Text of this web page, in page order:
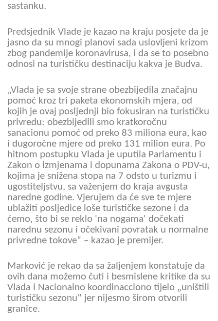
sastanku.
Predsjednik Vlade je kazao na kraju posjete da je
jasno da su mnogi planovi sada uslovljeni krizom
zbog pandemije koronavirusa, i da se to posebno
odnosi na turističku destinaciju kakva je Budva.
„Vlada je sa svoje strane obezbijedila značajnu
pomoć kroz tri paketa ekonomskih mjera, od
kojih je ovaj posljednji bio fokusiran na turističku
privredu: obezbijedili smo kratkoročnu
sanacionu pomoć od preko 83 miliona eura, kao
i dugoročne mjere od preko 131 milion eura. Po
hitnom postupku Vlada je uputila Parlamentu i
Zakon o izmjenama i dopunama Zakona o PDV-u,
kojima je snižena stopa na 7 odsto u turizmu i
ugostiteljstvu, sa važenjem do kraja avgusta
naredne godine. Vjerujem da će sve te mjere
ublažiti posljedice loše turističke sezone i da
ćemo, što bi se reklo 'na nogama' dočekati
narednu sezonu i očekivani povratak u normalne
privredne tokove“ – kazao je premijer.
Marković je rekao da sa žaljenjem konstatuje da
ovih dana možemo čuti i besmislene kritike da su
Vlada i Nacionalno koordinacciono tijelo „uništili
turističku sezonu“ jer nijesmo širom otvorili
granice.